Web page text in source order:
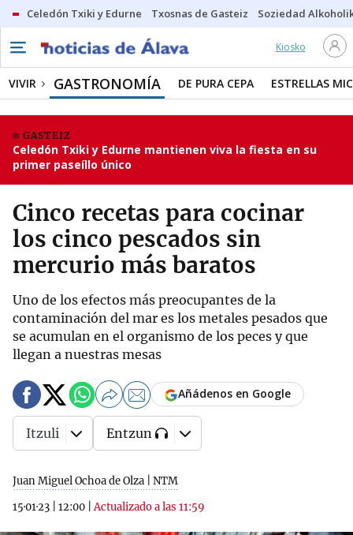
Celedón Txiki y Edurne Txosnas de Gasteiz Soziedad
Kiosko
VIVIR GASTRONOMÍA DE PURA CEPA ESTRELLAS
GASTEIZ
Celedón Txiki y Edurne mantienen viva la fiesta en su
primer paseíllo único
Cinco recetas para cocinar
los cinco pescados sin
mercurio más baratos
Uno de los efectos más preocupantes de la
contaminación del mar es los metales pesados que
se acumulan en el organismo de los peces y que
llegan a nuestras mesas
Juan Miguel Ochoa de Olza | NTM
15·01·23
12:00 |Actualizado a las 11:59
Añádenos en Google
Itzuli Entzun